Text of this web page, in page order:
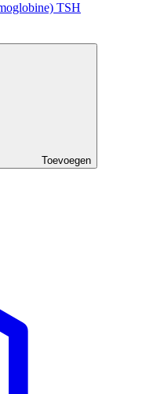
TSH
Toevoegen